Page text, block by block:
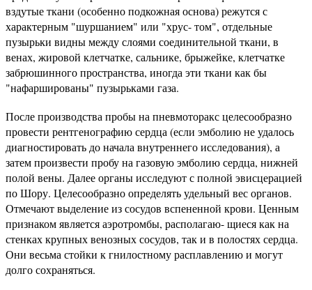
вздутые ткани (особенно подкожная основа) режутся с
характерным "шуршанием" или "хрус- том", отдельные
пузырьки видны между слоями соединительной ткани, в
венах, жировой клетчатке, сальнике, брыжейке, клетчатке
забрюшинного пространства, иногда эти ткани как бы
"нафаршированы" пузырьками газа.
После производства пробы на пневмоторакс целесообразно
провести рентгенографию сердца (если эмболию не удалось
диагностировать до начала внутреннего исследования), а
затем произвести пробу на газовую эмболию сердца, нижней
полой вены. Далее органы исследуют с полной эвисцерацией
по Шору. Целесообразно определять удельный вес органов.
Отмечают выделение из сосудов вспененной крови. Ценным
признаком является аэротромбы, располагаю- щиеся как на
стенках крупных венозных сосудов, так и в полостях сердца.
Они весьма стойки к гнилостному расплавлению и могут
долго сохраняться.